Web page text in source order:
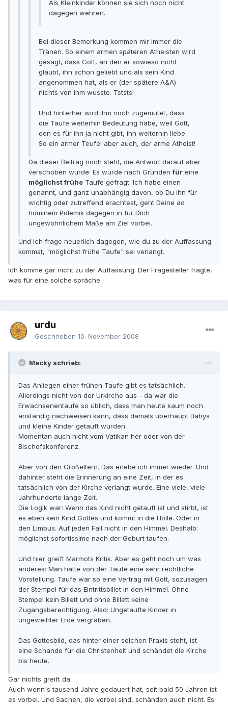
Als Kleinkinder können sie sich noch nicht
dagegen wehren.
Bei dieser Bemerkung kommen mir immer die
Tränen. So einem armen späteren Atheisten wird
gesagt, dass Gott, an den er sowieso nicht
glaubt, ihn schon geliebt und als sein Kind
angenommen hat, als er (der spätere A&A)
nichts von ihm wusste. Tststs!
Und hinterher wird ihm noch zugemutet, dass
die Taufe weiterhin Bedeutung habe, weil Gott,
den es für ihn ja nicht gibt, ihn weiterhin liebe.
So ein armer Teufel aber auch, der arme Atheist!
Da dieser Beitrag noch steht, die Antwort darauf aber
verschoben wurde: Es wurde nach Gründenfür eine
möglichst frühe Taufe gefragt. Ich habe einen
genannt, und ganz unabhängig davon, ob Du ihn für
wichtig oder zutreffend erachtest, geht Deine ad
hominem Polemik dagegen in für Dich
ungewöhnlichem Maße am Ziel vorbei.
Und ich frage neuerlich dagegen, wie du zu der Auffassung
kommst, "möglichst frühe Taufe" sei verlangt.
Ich komme gar nicht zu der Auffassung. Der Fragesteller fragte,
was für eine solche spräche.
urdu
Geschrieben 10. November 2008
Mecky schrieb:
Das Anliegen einer frühen Taufe gibt es tatsächlich.
Allerdings nicht von der Urkirche aus - da war die
Erwachsenentaufe so üblich, dass man heute kaum noch
anständig nachweisen kann, dass damals überhaupt Babys
und kleine Kinder getauft wurden.
Momentan auch nicht vom Vatikan her oder von der
Bischofskonferenz.
Aber von den Großeltern. Das erlebe ich immer wieder. Und
dahinter steht die Erinnerung an eine Zeit, in der es
tatsächlich von der Kirche verlangt wurde. Eine viele, viele
Jahrhunderte lange Zeit.
Die Logik war: Wenn das Kind nicht getauft ist und stirbt, ist
es eben kein Kind Gottes und kommt in die Hölle. Oder in
den Limbus. Auf jeden Fall nicht in den Himmel. Deshalb:
möglichst sofortissime nach der Geburt taufen.
Und hier greift Marmots Kritik. Aber es geht noch um was
anderes: Man hatte von der Taufe eine sehr rechtliche
Vorstellung. Taufe war so eine Vertrag mit Gott, sozusagen
der Stempel für das Eintrittsbillet in den Himmel. Ohne
Stempel kein Billett und ohne Billett keine
Zugangsberechtigung. Also: Ungetaufte Kinder in
ungeweihter Erde vergraben.
Das Gottesbild, das hinter einer solchen Praxis steht, ist
eine Schande für die Christenheit und schändet die Kirche
bis heute.
Gar nichts greift da.
Auch wenn's tausend Jahre gedauert hat, seit bald 50 Jahren ist
es vorbei. Und Sachen, die vorbei sind, schänden auch nicht. Es